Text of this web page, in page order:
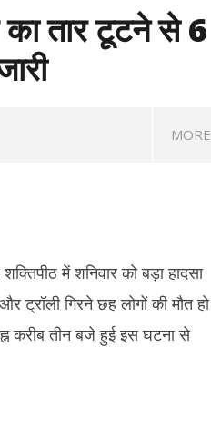
का तार टूटने से 6
MORE
में शनिवार को बड़ा हादसा
गिरने छह लोगों की मौत हो
करीब तीन बजे हुई इस घटना से